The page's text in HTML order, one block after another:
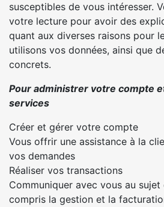
susceptibles de vous intéresser.
votre lecture pour avoir des
quant aux diverses raisons pour
utilisons vos données, ainsi que
concrets.
Pour administrer votre compte
services
Créer et gérer votre compte
Vous offrir une assistance à la
vos demandes
Réaliser vos transactions
Communiquer avec vous au
compris la gestion et la